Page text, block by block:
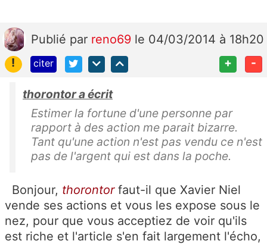
Publié par reno69 le 04/03/2014 à 18h20
!
citer + -
thorontor a écrit
Estimer la fortune d'une personne par
rapport à des action me parait bizarre.
Tant qu'une action n'est pas vendu ce n'est
pas de l'argent qui est dans la poche.
Bonjour, thorontorfaut-il que Xavier Niel
vende ses actions et vous les expose sous le
nez, pour que vous acceptiez de voir qu'ils
est riche et l'article s'en fait largement l'écho,